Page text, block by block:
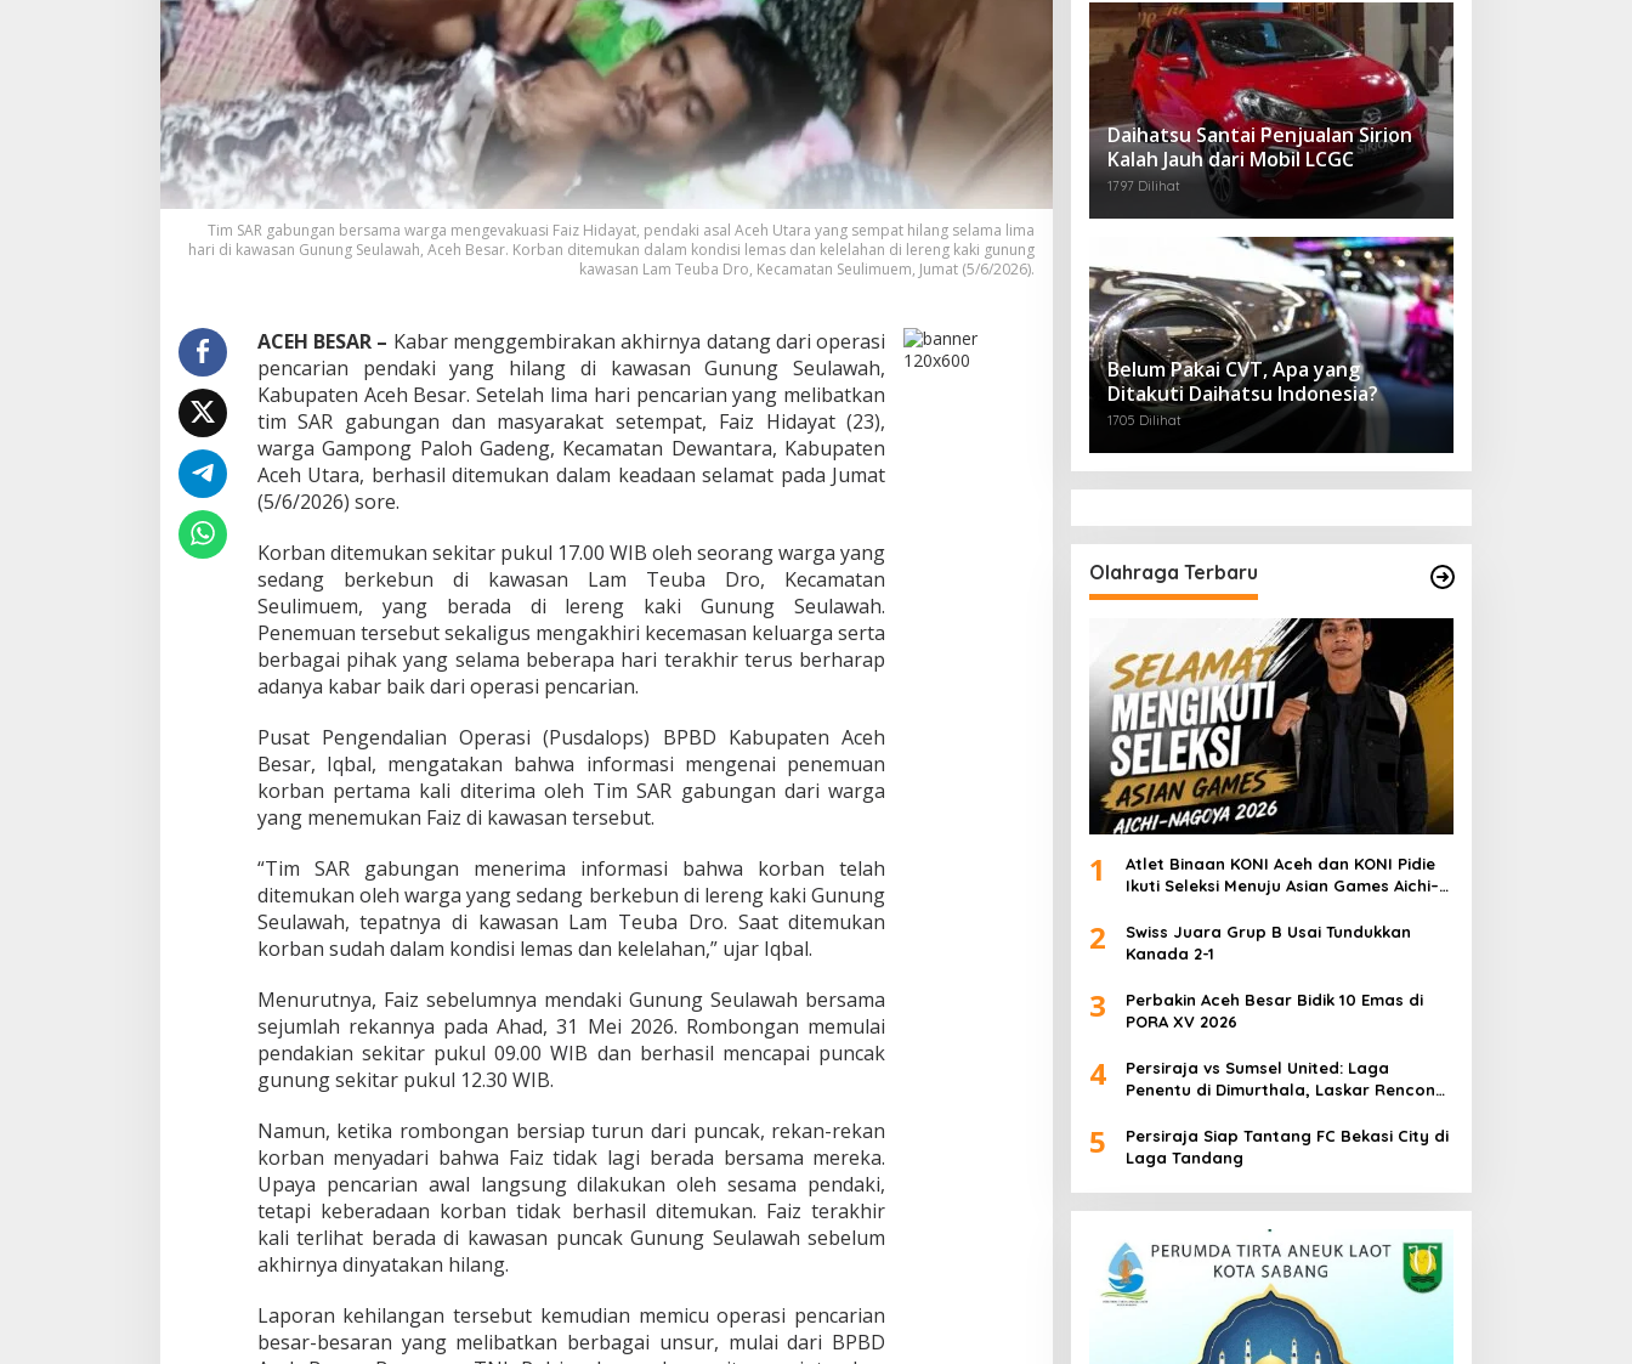
t
m
u
k
a
n
S
e
a
m
e
t
e
a
h
i
H
a
i
B
e
r
a
h
a
n
d
H
u
t
a
n
Tim SAR gabungan bersama warga mengevakuasi Faiz Hidayat, pendaki asal Aceh Utara yang sempat hilang selama lima
hari di kawasan Gunung Seulawah, Aceh Besar. Korban ditemukan dalam kondisi lemas dan kelelahan di lereng kaki gunung
kawasan Lam Teuba Dro, Kecamatan Seulimuem, Jumat (5/6/2026).
ACEH BESAR – Kabar menggembirakan akhirnya datang dari operasi
pencarian pendaki yang hilang di kawasan Gunung Seulawah,
Kabupaten Aceh Besar. Setelah lima hari pencarian yang melibatkan
tim SAR gabungan dan masyarakat setempat, Faiz Hidayat (23),
warga Gampong Paloh Gadeng, Kecamatan Dewantara, Kabupaten
Aceh Utara, berhasil ditemukan dalam keadaan selamat pada Jumat
(5/6/2026) sore.
Korban ditemukan sekitar pukul 17.00 WIB oleh seorang warga yang
sedang berkebun di kawasan Lam Teuba Dro, Kecamatan
Seulimuem, yang berada di lereng kaki Gunung Seulawah.
Penemuan tersebut sekaligus mengakhiri kecemasan keluarga serta
berbagai pihak yang selama beberapa hari terakhir terus berharap
adanya kabar baik dari operasi pencarian.
Pusat Pengendalian Operasi (Pusdalops) BPBD Kabupaten Aceh
Besar, Iqbal, mengatakan bahwa informasi mengenai penemuan
korban pertama kali diterima oleh Tim SAR gabungan dari warga
yang menemukan Faiz di kawasan tersebut.
“Tim SAR gabungan menerima informasi bahwa korban telah
ditemukan oleh warga yang sedang berkebun di lereng kaki Gunung
Seulawah, tepatnya di kawasan Lam Teuba Dro. Saat ditemukan
korban sudah dalam kondisi lemas dan kelelahan,” ujar Iqbal.
Menurutnya, Faiz sebelumnya mendaki Gunung Seulawah bersama
sejumlah rekannya pada Ahad, 31 Mei 2026. Rombongan memulai
pendakian sekitar pukul 09.00 WIB dan berhasil mencapai puncak
gunung sekitar pukul 12.30 WIB.
Namun, ketika rombongan bersiap turun dari puncak, rekan-rekan
korban menyadari bahwa Faiz tidak lagi berada bersama mereka.
Upaya pencarian awal langsung dilakukan oleh sesama pendaki,
tetapi keberadaan korban tidak berhasil ditemukan. Faiz terakhir
kali terlihat berada di kawasan puncak Gunung Seulawah sebelum
akhirnya dinyatakan hilang.
Laporan kehilangan tersebut kemudian memicu operasi pencarian
besar-besaran yang melibatkan berbagai unsur, mulai dari BPBD
Daihatsu Santai Penjualan Sirion
Kalah Jauh dari Mobil LCGC
1797 Dilihat
Belum Pakai CVT, Apa yang
Ditakuti Daihatsu Indonesia?
1705 Dilihat
Olahraga Terbaru
1
Atlet Binaan KONI Aceh dan KONI Pidie
Ikuti Seleksi Menuju Asian Games Aichi–
2
Swiss Juara Grup B Usai Tundukkan
Kanada 2-1
3
Perbakin Aceh Besar Bidik 10 Emas di
PORA XV 2026
4
Persiraja vs Sumsel United: Laga
Penentu di Dimurthala, Laskar Rencong
5
Persiraja Siap Tantang FC Bekasi City di
Laga Tandang